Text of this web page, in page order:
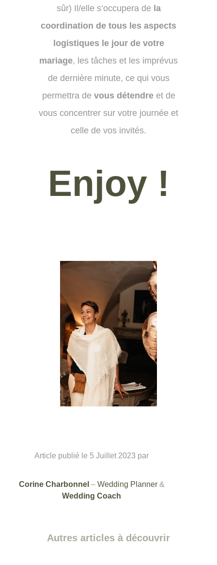
sûr) Il/elle s’occupera de la
coordination de tous les aspects
logistiques le jour de votre
mariage, les tâches et les imprévus
de dernière minute, ce qui vous
permettra de vous détendreet de
vous concentrer sur votre journée et
celle de vos invités.
Enjoy !
Article publié le 5 Juillet 2023 par
Corine Charbonnel – Wedding Planner&
Wedding Coach
Autres articles à découvrir